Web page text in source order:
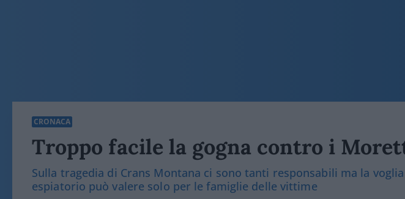
CRONACA
Troppo facile la gogna contro i
Sulla tragedia di Crans Montana ci sono tanti responsabili ma la
espiatorio può valere solo per le famiglie delle vittime